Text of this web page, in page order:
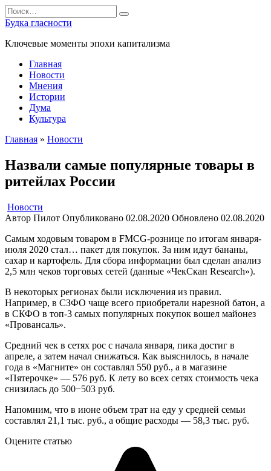
Перейти
к
содержанию
Search
for:
Будка гласности
Ключевые моменты эпохи капитализма
Главная
Новости
Мнения
Истории
Дума
Культура
Главная » Новости
Назвали самые популярные товары в
ритейлах России
Новости
Автор Пилот Опубликовано 02.08.2020 Обновлено 02.08.2020
Самым ходовым товаром в FMCG-рознице по итогам января-
июля 2020 стал… пакет для покупок. За ним идут бананы,
сахар и картофель. Для сбора информации был сделан анализ
2,5 млн чеков торговых сетей (данные «ЧекСкан Research»).
В некоторых регионах были исключения из правил.
Например, в СЗФО чаще всего приобретали нарезной батон, а
в СКФО в топ-3 самых популярных покупок вошел майонез
«Провансаль».
Средний чек в сетях рос с начала января, пика достиг в
апреле, а затем начал снижаться. Как выяснилось, в начале
года в «Магните» он составлял 550 руб., а в магазине
«Пятерочке» — 576 руб. К лету во всех сетях стоимость чека
снизилась до 500−503 руб.
Напомним, что в июне объем трат на еду у средней семьи
составлял 21,1 тыс. руб., а общие расходы — 58,3 тыс. руб.
Оцените статью